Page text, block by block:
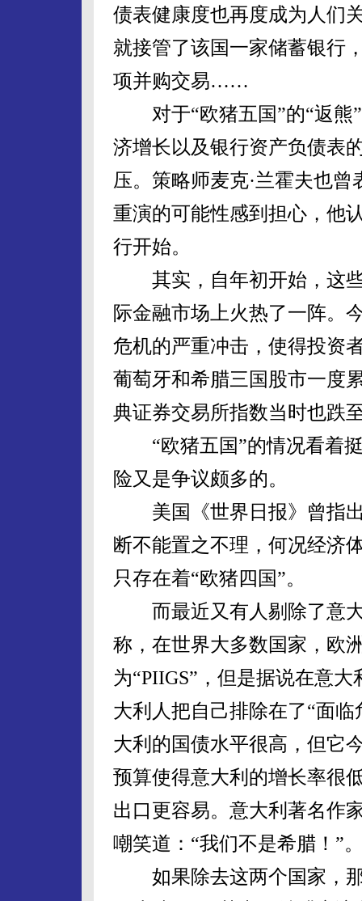
债表健康度也再度成为人们
就接管了该国一家储蓄银行
项并购交易……
对于“欧猪五国”的“返熊”
济增长以及银行资产负债表
压。策略师麦克·兰霍夫也
重演的可能性感到担心，他
行开始。
其实，自年初开始，这些
际金融市场上火热了一阵。
危机的严重冲击，使得投资
葡萄牙和希腊三国股市一度
典证券交易所指数当时也跌
“欧猪五国”的情况看着挺
险又是争议颇多的。
美国《世界日报》曾指出
断不能置之不理，何况经济
只存在着“欧猪四国”。
而最近又有人剔除了意大
称，在世界大多数国家，欧
为“PIIGS”，但是据说在意
大利人把自己排除在了“面
大利的国债水平很高，但它
预算使得意大利的增长率很
出口更容易。意大利著名作
嘲笑道：“我们不是希腊！”
如果除去这两个国家，那